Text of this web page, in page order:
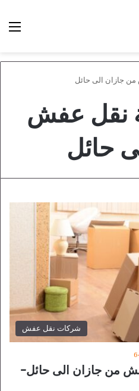
جازان الى حائل
نقل عفش
حائل
شركات نقل عفش
عفش من جازان الى حائل-